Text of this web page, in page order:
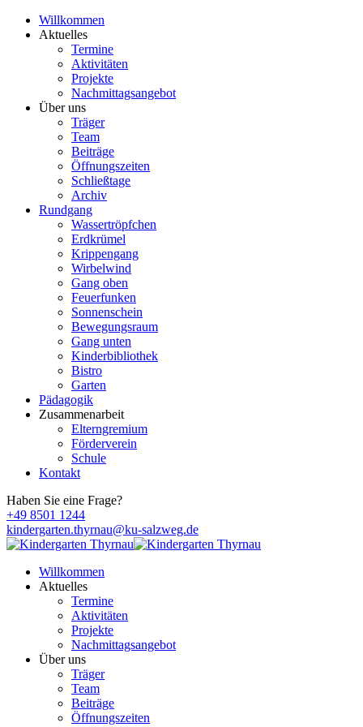
Willkommen
Aktuelles
Termine
Aktivitäten
Projekte
Nachmittagsangebot
Über uns
Träger
Team
Beiträge
Öffnungszeiten
Schließtage
Archiv
Rundgang
Wassertröpfchen
Erdkrümel
Krippengang
Wirbelwind
Gang oben
Feuerfunken
Sonnenschein
Bewegungsraum
Gang unten
Kinderbibliothek
Bistro
Garten
Pädagogik
Zusammenarbeit
Elterngremium
Förderverein
Schule
Kontakt
Haben Sie eine Frage?
+49 8501 1244
kindergarten.thyrnau@ku-salzweg.de
Willkommen
Aktuelles
Termine
Aktivitäten
Projekte
Nachmittagsangebot
Über uns
Träger
Team
Beiträge
Öffnungszeiten